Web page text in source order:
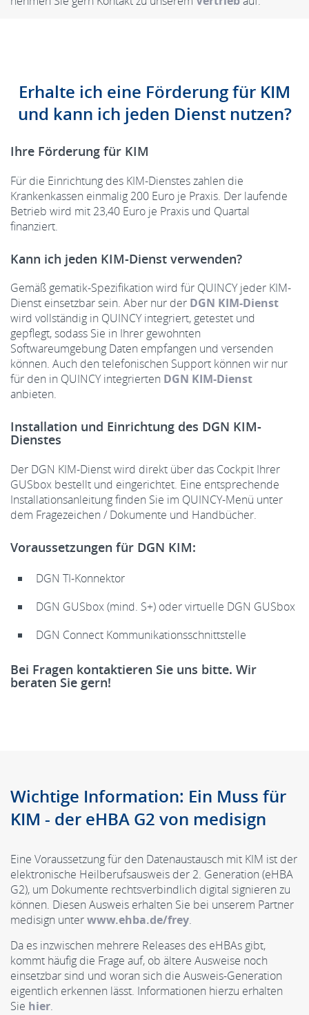
Erhalte ich eine Förderung für KIM
und kann ich jeden Dienst nutzen?
Ihre Förderung für KIM
Für die Einrichtung des KIM-Dienstes zahlen die
Krankenkassen einmalig 200 Euro je Praxis. Der laufende
Betrieb wird mit 23,40 Euro je Praxis und Quartal
finanziert.
Kann ich jeden KIM-Dienst verwenden?
Gemäß gematik-Spezifikation wird für QUINCY jeder KIM-
Dienst einsetzbar sein. Aber nur der DGN KIM-Dienst
wird vollständig in QUINCY integriert, getestet und
gepflegt, sodass Sie in Ihrer gewohnten
Softwareumgebung Daten empfangen und versenden
können. Auch den telefonischen Support können wir nur
für den in QUINCY integrierten DGN KIM-Dienst
anbieten.
Installation und Einrichtung des DGN KIM-
Dienstes
Der DGN KIM-Dienst wird direkt über das Cockpit Ihrer
GUSbox bestellt und eingerichtet. Eine entsprechende
Installationsanleitung finden Sie im QUINCY-Menü unter
dem Fragezeichen / Dokumente und Handbücher.
Voraussetzungen für DGN KIM:
DGN TI-Konnektor
DGN GUSbox (mind. S+) oder virtuelle DGN GUSbox
DGN Connect Kommunikationsschnittstelle
Bei Fragen kontaktieren Sie uns bitte. Wir
beraten Sie gern!
Wichtige Information: Ein Muss für
KIM - der eHBA G2 von medisign
Eine Voraussetzung für den Datenaustausch mit KIM ist der
elektronische Heilberufsausweis der 2. Generation (eHBA
G2), um Dokumente rechtsverbindlich digital signieren zu
können. Diesen Ausweis erhalten Sie bei unserem Partner
medisign unterwww.ehba.de/frey.
Da es inzwischen mehrere Releases des eHBAs gibt,
kommt häufig die Frage auf, ob ältere Ausweise noch
einsetzbar sind und woran sich die Ausweis-Generation
eigentlich erkennen lässt. Informationen hierzu erhalten
Sie hier.